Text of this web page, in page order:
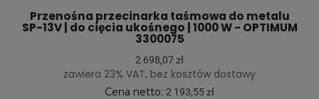
Przenośna przecinarka taśmowa do metalu
SP-13V | do cięcia ukośnego | 1000 W - OPTIMUM
3300075
2 698,07 zł
zawiera 23% VAT, bez kosztów dostawy
Cena netto: 2 193,55 zł